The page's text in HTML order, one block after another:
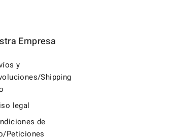
Empresa
y
Shipping
legal
de
Peticiones